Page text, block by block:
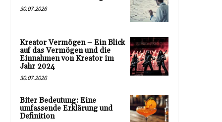
30.07.2026
Kreator Vermögen – Ein Blick
auf das Vermögen und die
Einnahmen von Kreator im
Jahr 2024
30.07.2026
Biter Bedeutung: Eine
umfassende Erklärung und
Definition